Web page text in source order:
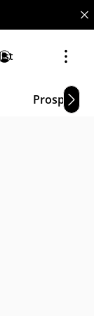
Prospekte